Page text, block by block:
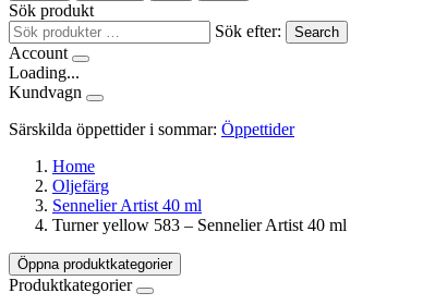
Sök produkt
Sök efter:
Search
Account
Loading...
Kundvagn
Särskilda öppettider i sommar: Öppettider
Home
Oljefärg
Sennelier Artist 40 ml
Turner yellow 583 – Sennelier Artist 40 ml
Öppna produktkategorier
Produktkategorier